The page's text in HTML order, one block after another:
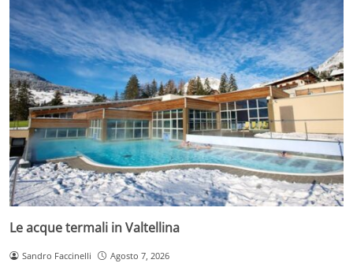
Le acque termali in Valtellina
Sandro Faccinelli Agosto 7, 2026